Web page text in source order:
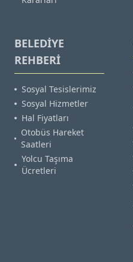
BELEDİYE
REHBERİ
Sosyal Tesislerimiz
Sosyal Hizmetler
Hal Fiyatları
Otobüs Hareket
Saatleri
Yolcu Taşıma
Ücretleri